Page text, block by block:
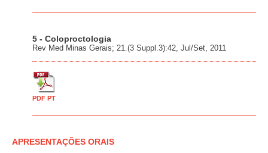
5 - Coloproctologia
Rev Med Minas Gerais; 21.(3 Suppl.3):42, Jul/Set, 2011
PDF PT
APRESENTAÇÕES ORAIS